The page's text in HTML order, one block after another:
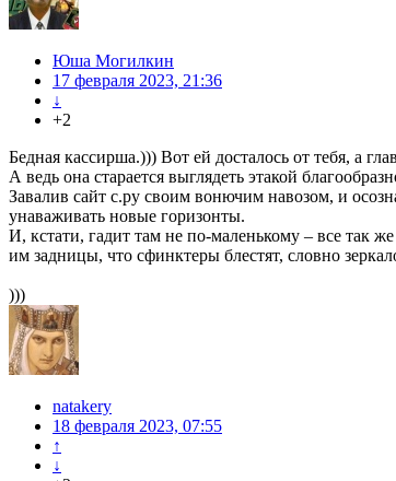
Юша Могилкин
17 февраля 2023, 21:36
↓
+2
Бедная кассирша.))) Вот ей досталось от тебя, а
А ведь она старается выглядеть этакой
Завалив сайт с.ру своим вонючим навозом, и
унаваживать новые горизонты.
И, кстати, гадит там не по-маленькому – все так
им задницы, что сфинктеры блестят, словно
)))
natakery
18 февраля 2023, 07:55
↑
↓